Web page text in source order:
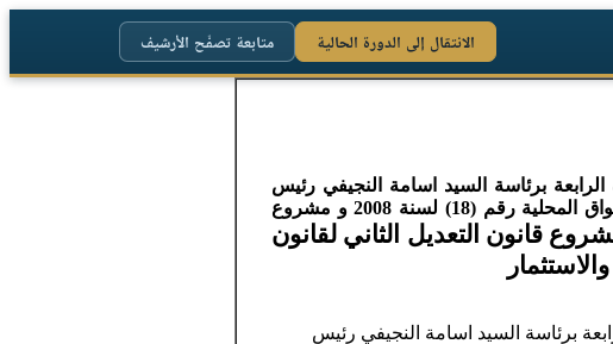
الانتقال إلى الدورة الحالية متابعة تصفّح الأرشيف
للسنة الرابعة برئاسة السيد اسامة النجيفي رئيس
مجلس النواب على مشروع قانون تعديل قانون ضبط الأموال المهربة والممنوع تداولها في الأسواق المحلية رقم (18) لسنة 2008 و مشروع
قانون التعديل الثاني لقانون
للسنة الرابعة برئاسة السيد اسامة النجيفي رئيس